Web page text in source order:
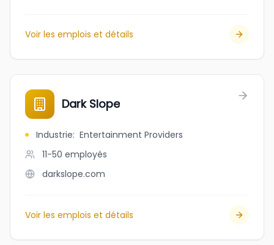
Voir les emplois et détails
Dark Slope
Industrie: Entertainment Providers
11-50 employés
darkslope.com
Voir les emplois et détails